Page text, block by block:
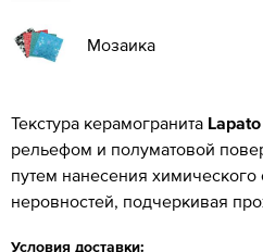
Мозаика
Текстура керамогранита
рельефом и полуматовой
путем нанесения химического
неровностей, подчеркивая
Условия доставки: